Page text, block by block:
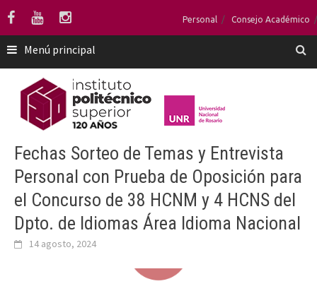
Saltar
contenido
Personal Consejo Académico
Menú principal
Fechas Sorteo de Temas y Entrevista
Personal con Prueba de Oposición para
el Concurso de 38 HCNM y 4 HCNS del
Dpto. de Idiomas Área Idioma Nacional
14 agosto, 2024